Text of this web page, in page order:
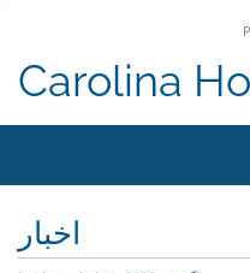
Carolina
اخبار